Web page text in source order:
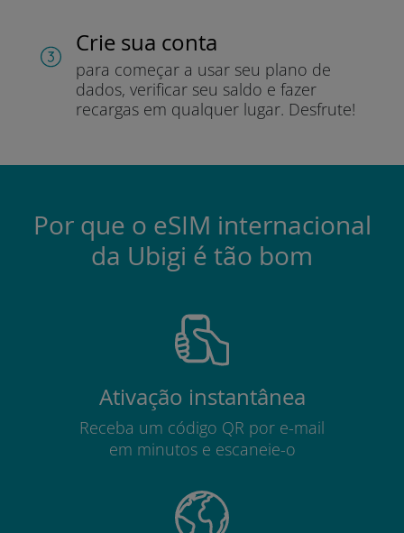
Crie sua conta
para começar a usar seu plano de
dados, verificar seu saldo e fazer
recargas em qualquer lugar. Desfrute!
Por que o eSIM internacional
da Ubigi é tão bom
Ativação instantânea
Receba um código QR por e-mail
em minutos e escaneie-o